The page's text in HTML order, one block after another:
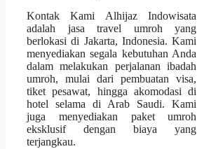
Kontak Kami Alhijaz Indowisata
adalah jasa travel umroh yang
berlokasi di Jakarta, Indonesia. Kami
menyediakan segala kebutuhan Anda
dalam melakukan perjalanan ibadah
umroh, mulai dari pembuatan visa,
tiket pesawat, hingga akomodasi di
hotel selama di Arab Saudi. Kami
juga menyediakan paket umroh
eksklusif dengan biaya yang
terjangkau.